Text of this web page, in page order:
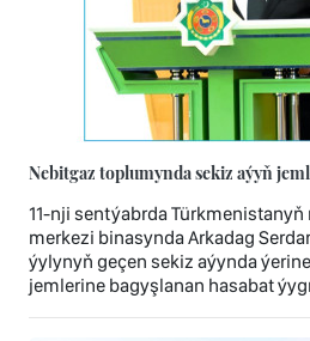
Nebitgaz toplumynda sekiz aýyň
11-nji sentýabrda
merkezi binasynda Arkadag
ýylynyň geçen sekiz aýynda
jemlerine bagyşlanan hasabat